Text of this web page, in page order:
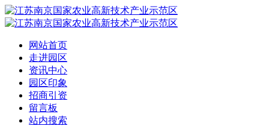
网站首页
走进园区
资讯中心
园区印象
招商引资
留言板
站内搜索